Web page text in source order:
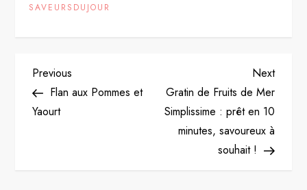
SAVEURSDUJOUR
P
o
Previous
Post
Previous
Flan aux Pommes et
Yaourt
Next
Post
Next
Gratin de Fruits de Mer
Simplissime : prêt en 10
minutes, savoureux à
souhait !